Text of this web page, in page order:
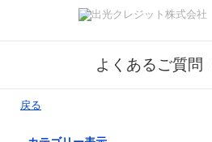
よくあるご質問
戻る